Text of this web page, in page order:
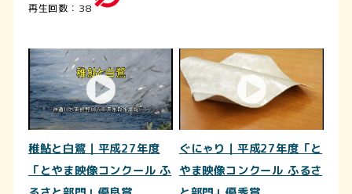
再生回数：38
稚鮎と白鷺｜平成27年度
「とやま映像コンクール ふ
ぐにゃり｜平成27年度「と
やま映像コンクール ふるさ